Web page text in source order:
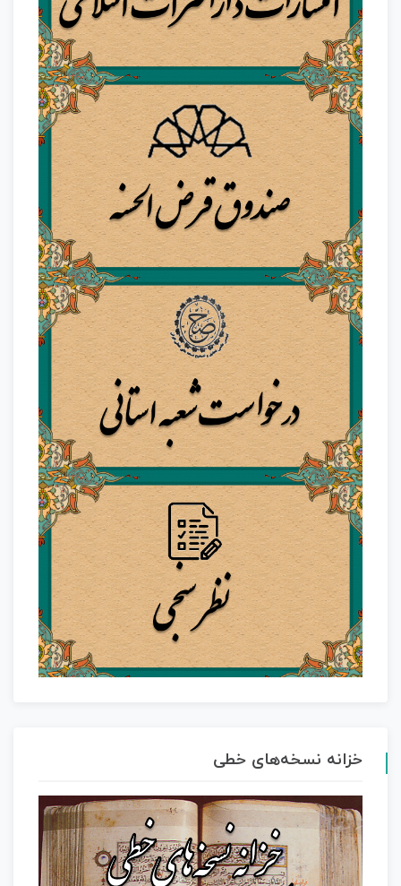
خزانه نسخه‌های خطی